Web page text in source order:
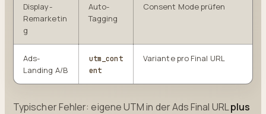
Display-
Remarketin
g
Auto-
Tagging
Consent Mode prüfen
Ads-
Landing A/B
utm_cont
ent
Variante pro Final URL
Typischer Fehler: eigene UTM in der Ads Final URLplus